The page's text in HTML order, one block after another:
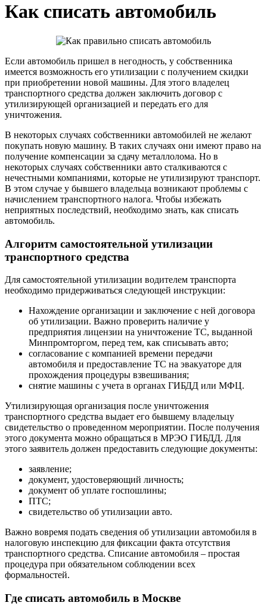
Как списать автомобиль
Если автомобиль пришел в негодность, у собственника
имеется возможность его утилизации с получением скидки
при приобретении новой машины. Для этого владелец
транспортного средства должен заключить договор с
утилизирующей организацией и передать его для
уничтожения.
В некоторых случаях собственники автомобилей не желают
покупать новую машину. В таких случаях они имеют право на
получение компенсации за сдачу металлолома. Но в
некоторых случаях собственники авто сталкиваются с
нечестными компаниями, которые не утилизируют транспорт.
В этом случае у бывшего владельца возникают проблемы с
начислением транспортного налога. Чтобы избежать
неприятных последствий, необходимо знать, как списать
автомобиль.
Алгоритм самостоятельной утилизации
транспортного средства
Для самостоятельной утилизации водителем транспорта
необходимо придерживаться следующей инструкции:
Нахождение организации и заключение с ней договора
об утилизации. Важно проверить наличие у
предприятия лицензии на уничтожение ТС, выданной
Минпромторгом, перед тем, как списывать авто;
согласование с компанией времени передачи
автомобиля и предоставление ТС на эвакуаторе для
прохождения процедуры взвешивания;
снятие машины с учета в органах ГИБДД или МФЦ.
Утилизирующая организация после уничтожения
транспортного средства выдает его бывшему владельцу
свидетельство о проведенном мероприятии. После получения
этого документа можно обращаться в МРЭО ГИБДД. Для
этого заявитель должен предоставить следующие документы:
заявление;
документ, удостоверяющий личность;
документ об уплате госпошлины;
ПТС;
свидетельство об утилизации авто.
Важно вовремя подать сведения об утилизации автомобиля в
налоговую инспекцию для фиксации факта отсутствия
транспортного средства. Списание автомобиля – простая
процедура при обязательном соблюдении всех
формальностей.
Где списать автомобиль в Москве